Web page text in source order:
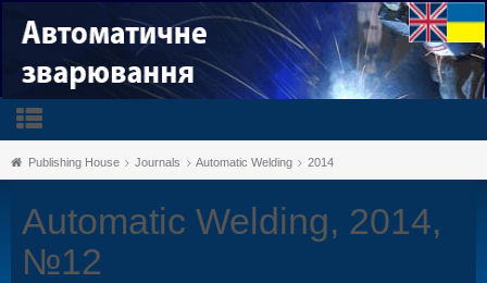
Publishing House Journals Automatic Welding 2014
Automatic Welding, 2014,
№12